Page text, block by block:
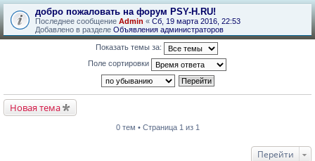
добро пожаловать на форум PSY-H.RU!
Последнее сообщение Admin « Сб, 19 марта 2016, 22:53
Добавлено в разделе Объявления администраторов
Показать темы за:
Поле сортировки
Новая тема
0 тем • Страница 1 из 1
Перейти